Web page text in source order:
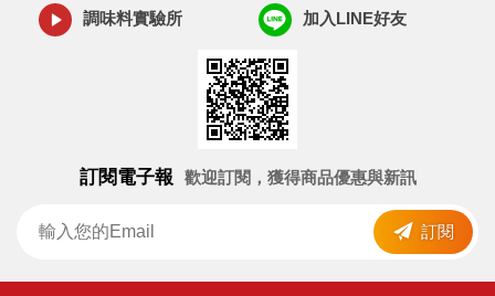
調味料實驗所 加入LINE好友
訂閱電子報 歡迎訂閱，獲得商品優惠與新訊
訂閱